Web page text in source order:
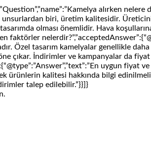
alırken
unsurlardan biri, üretim kalitesidir.
olması önemlidir. Hava
faktörler
Özel tasarım kamelyalar genellikle
İndirimler ve kampanyalar da fiyat
uygun
ürünlerin kalitesi hakkında bilgi
talep edilebilir.”}}]}